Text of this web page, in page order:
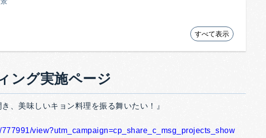
すべて表示
ング実施ページ
、美味しいキョン料理を振る舞いたい！』
view?utm_campaign=cp_share_c_msg_projects_show